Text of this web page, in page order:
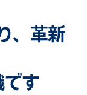
、革新
す